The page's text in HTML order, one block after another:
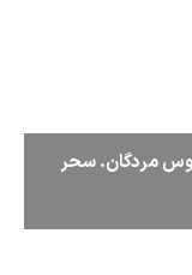
مردگان. سحر